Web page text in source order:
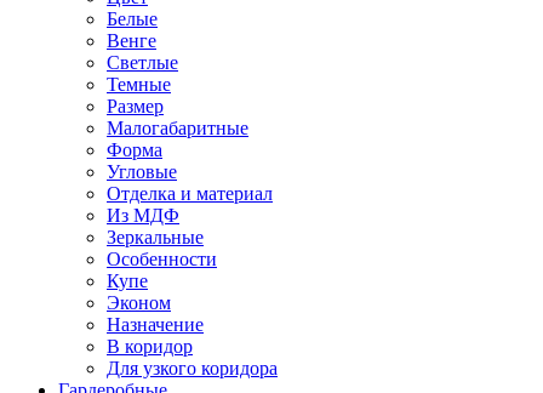
Белые
Венге
Светлые
Темные
Размер
Малогабаритные
Форма
Угловые
Отделка и материал
Из МДФ
Зеркальные
Особенности
Купе
Эконом
Назначение
В коридор
Для узкого коридора